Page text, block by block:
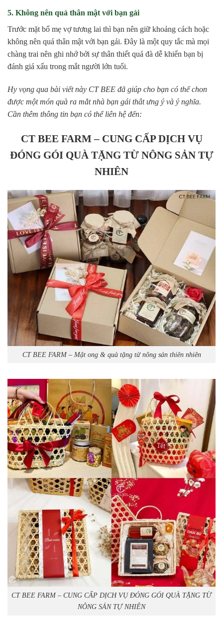
5. Không nên quá thân mật với bạn gái
Trước mặt bố mẹ vợ tương lai thì bạn nên giữ khoảng cách hoặc
không nên quá thân mật với bạn gái. Đây là một quy tắc mà mọi
chàng trai nên ghi nhớ bởi sự thân thiết quá đà dễ khiến bạn bị
đánh giá xấu trong mắt người lớn tuổi.
Hy vọng qua bài viết này CT BEE đã giúp cho bạn có thể chon
được một món quà ra mắt nhà bạn gái thât ưng ý và ý nghĩa.
Cần thêm thông tin bạn có thể liên hệ đến:
CT BEE FARM – CUNG CẤP DỊCH VỤ
ĐÓNG GÓI QUÀ TẶNG TỪ NÔNG SẢN TỰ
NHIÊN
CT BEE FARM – Mật ong & quà tặng từ nông sản thiên nhiên
CT BEE FARM – CUNG CẤP DỊCH VỤ ĐÓNG GÓI QUÀ TẶNG TỪ
NÔNG SẢN TỰ NHIÊN